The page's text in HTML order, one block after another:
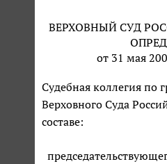
ВЕРХОВНЫЙ СУД
от 31 мая
Судебная коллегия по
Верховного Суда
составе: